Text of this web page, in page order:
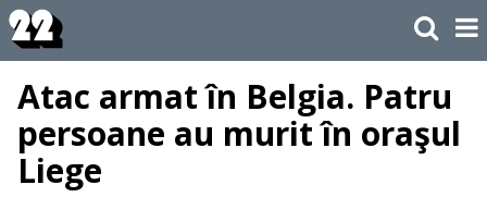
Atac armat în Belgia. Patru
persoane au murit în oraşul
Liege